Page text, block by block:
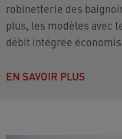
robinetterie des
plus, les modèles avec
débit intégrée
EN SAVOIR PLUS